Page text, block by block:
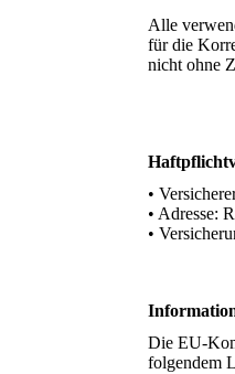
Alle
für die
nicht ohne
•
• Adresse:
•
Die EU-
folgendem